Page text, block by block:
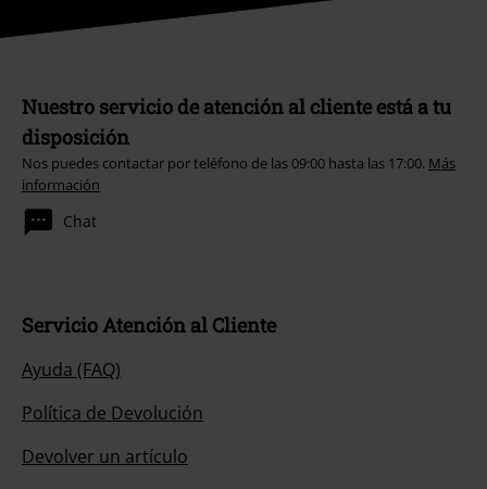
Nuestro servicio de atención al cliente está a tu
disposición
Nos puedes contactar por teléfono de las 09:00 hasta las 17:00. Más
información
Chat
Servicio Atención al Cliente
Ayuda (FAQ)
Política de Devolución
Devolver un artículo